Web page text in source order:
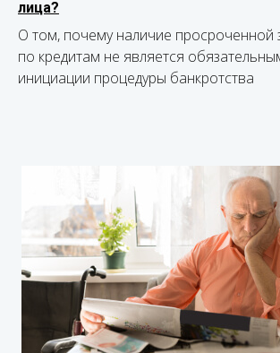
лица?
О том, почему наличие просроченной
по кредитам не является
инициации процедуры банкротства